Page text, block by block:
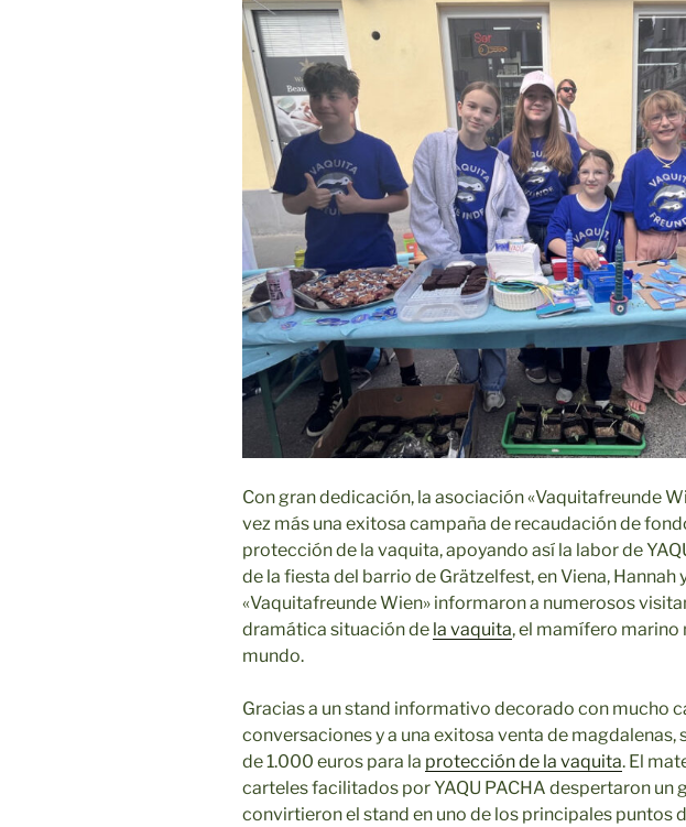
Con gran dedicación, la asociación «Vaquitafreunde
vez más una exitosa campaña de recaudación de
protección de la vaquita, apoyando así la labor de
de la fiesta del barrio de Grätzelfest, en Viena, Hannah
«Vaquitafreunde Wien» informaron a numerosos
dramática situación de la vaquita, el mamífero marino
mundo.
Gracias a un stand informativo decorado con mucho
conversaciones y a una exitosa venta de magdalenas,
de 1.000 euros para la protección de la vaquita. El
carteles facilitados por YAQU PACHA despertaron un
convirtieron el stand en uno de los principales puntos